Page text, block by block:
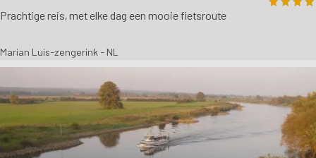
Prachtige reis, met elke dag een mooie fietsroute
Marian Luis-zengerink - NL